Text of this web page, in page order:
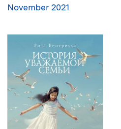
November 2021